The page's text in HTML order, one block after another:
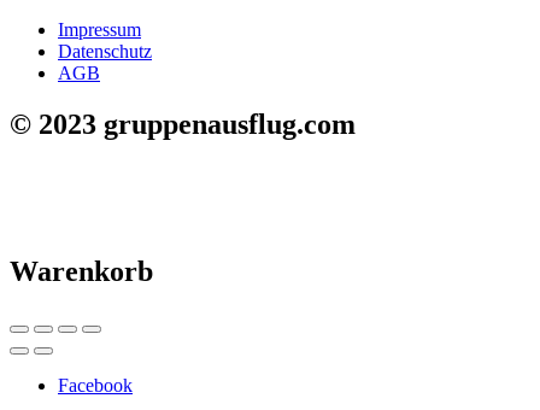
Impressum
Datenschutz
AGB
© 2023 gruppenausflug.com
Warenkorb
Facebook